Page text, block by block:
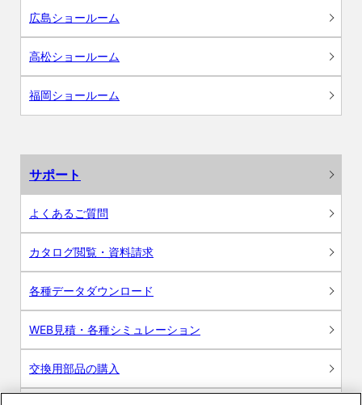
広島ショールーム
高松ショールーム
福岡ショールーム
サポート
よくあるご質問
カタログ閲覧・資料請求
各種データダウンロード
WEB見積・各種シミュレーション
交換用部品の購入